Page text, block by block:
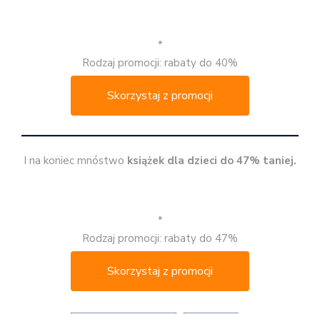
*
Rodzaj promocji: rabaty do 40%
Skorzystaj z promocji
I na koniec mnóstwo książek dla dzieci do 47% taniej.
*
Rodzaj promocji: rabaty do 47%
Skorzystaj z promocji